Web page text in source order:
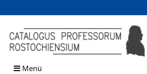
Browsen
direkt zum Inhalt
Menü